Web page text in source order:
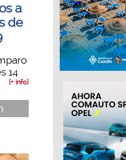
a
de
14
[+ info]